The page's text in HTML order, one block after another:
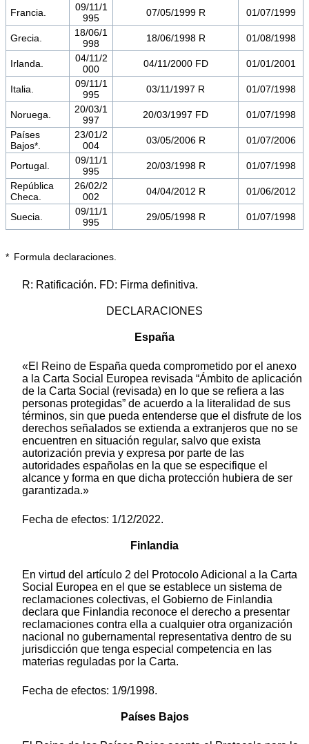
Francia.
09/11/1
995
07/05/1999 R 01/07/1999
Grecia.
18/06/1
998
18/06/1998 R 01/08/1998
Irlanda.
04/11/2
000
04/11/2000 FD 01/01/2001
Italia.
09/11/1
995
03/11/1997 R 01/07/1998
Noruega.
20/03/1
997
20/03/1997 FD
01/07/1998
Países
Bajos*.
23/01/2
004
03/05/2006 R 01/07/2006
Portugal.
09/11/1
995
20/03/1998 R
01/07/1998
República
Checa.
26/02/2
002
04/04/2012 R 01/06/2012
Suecia.
09/11/1
995
29/05/1998 R 01/07/1998
* Formula declaraciones.
R: Ratificación. FD: Firma definitiva.
DECLARACIONES
España
«El Reino de España queda comprometido por el anexo
a la Carta Social Europea revisada “Ámbito de aplicación
de la Carta Social (revisada) en lo que se refiera a las
personas protegidas” de acuerdo a la literalidad de sus
términos, sin que pueda entenderse que el disfrute de los
derechos señalados se extienda a extranjeros que no se
encuentren en situación regular, salvo que exista
autorización previa y expresa por parte de las
autoridades españolas en la que se especifique el
alcance y forma en que dicha protección hubiera de ser
garantizada.»
Fecha de efectos: 1/12/2022.
Finlandia
En virtud del artículo 2 del Protocolo Adicional a la Carta
Social Europea en el que se establece un sistema de
reclamaciones colectivas, el Gobierno de Finlandia
declara que Finlandia reconoce el derecho a presentar
reclamaciones contra ella a cualquier otra organización
nacional no gubernamental representativa dentro de su
jurisdicción que tenga especial competencia en las
materias reguladas por la Carta.
Fecha de efectos: 1/9/1998.
Países Bajos